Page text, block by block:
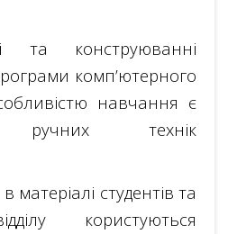
та конструюванні
комп’ютерного
навчання є
ручних технік
матеріалі студентів та
користуються